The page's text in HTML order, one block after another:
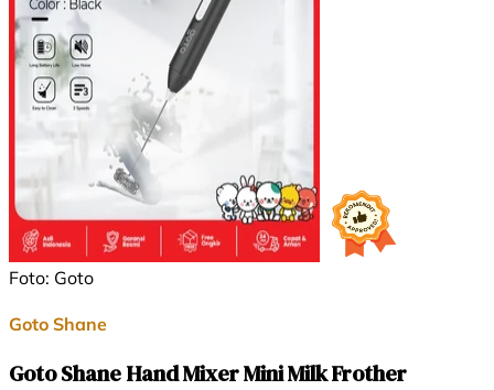
Foto: Goto
Goto Shane
Goto Shane Hand Mixer Mini Milk Frother